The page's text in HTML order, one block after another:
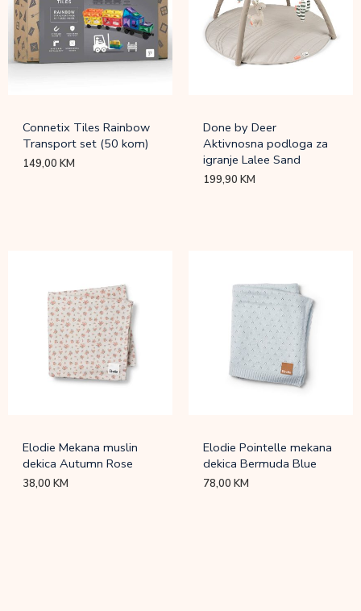
Connetix Tiles Rainbow
Transport set (50 kom)
149,00KM
Done by Deer
Aktivnosna podloga za
igranje Lalee Sand
199,90KM
Elodie Mekana muslin
dekica Autumn Rose
38,00KM
Elodie Pointelle mekana
dekica Bermuda Blue
78,00KM